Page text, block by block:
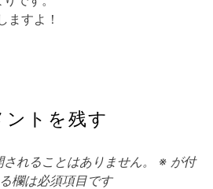
ますよ！
ントを残す
れることはありません。 ※ が付
欄は必須項目です